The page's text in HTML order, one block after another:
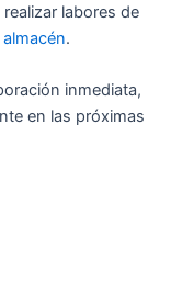
labores de
.
inmediata,
en las próximas